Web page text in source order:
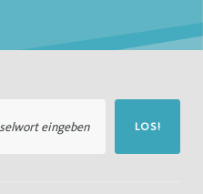
LOS!